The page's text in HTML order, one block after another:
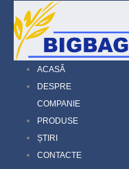
ACASĂ
DESPRE
COMPANIE
PRODUSE
ȘTIRI
CONTACTE